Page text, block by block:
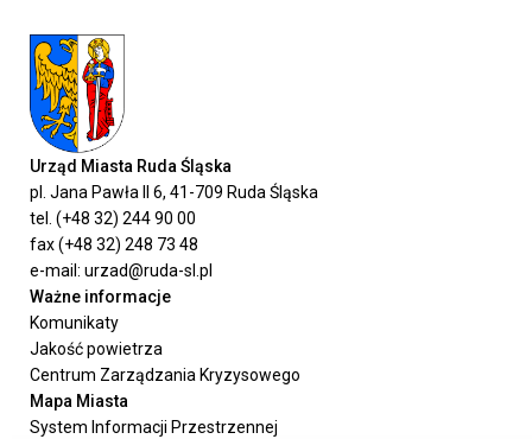
Urząd Miasta Ruda Śląska
pl. Jana Pawła II 6, 41-709 Ruda Śląska
tel. (+48 32) 244 90 00
fax (+48 32) 248 73 48
e-mail: urzad@ruda-sl.pl
Ważne informacje
Komunikaty
Jakość powietrza
Centrum Zarządzania Kryzysowego
Mapa Miasta
System Informacji Przestrzennej